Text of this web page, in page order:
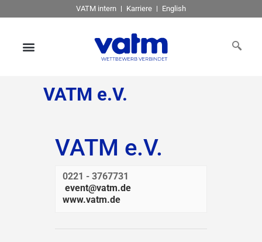
VATM intern Karriere English
VATM e.V.
VATM e.V.
0221 - 3767731
event@vatm.de
www.vatm.de